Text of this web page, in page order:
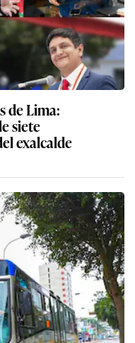
de Lima:
siete
exalcalde